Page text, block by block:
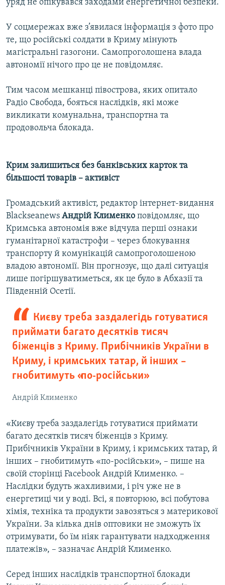
уряд не опікувався заходами енергетичної безпеки.
У соцмережах вже з’явилася інформація з фото про
те, що російські солдати в Криму мінують
магістральні газогони. Самопроголошена влада
автономії нічого про це не повідомляє.
Тим часом мешканці півострова, яких опитало
Радіо Свобода, бояться наслідків, які може
викликати комунальна, транспортна та
продовольча блокада.
Крим залишиться без банківських карток та
більшості товарів – активіст
Громадський активіст, редактор інтернет-видання
Blackseanews Андрій Клименко повідомляє, що
Кримська автономія вже відчула перші ознаки
гуманітарної катастрофи – через блокування
транспорту й комунікацій самопроголошеною
владою автономії. Він прогнозує, що далі ситуація
лише погіршуватиметься, як це було в Абхазії та
Південній Осетії.
Києву треба заздалегідь готуватися
приймати багато десятків тисяч
біженців з Криму. Прибічників України в
Криму, і кримських татар, й інших –
гнобитимуть «по-російськи»
Андрій Клименко
«Києву треба заздалегідь готуватися приймати
багато десятків тисяч біженців з Криму.
Прибічників України в Криму, і кримських татар, й
інших – гнобитимуть «по-російськи», – пише на
своїй сторінці Facebook Андрій Клименко. –
Наслідки будуть жахливими, і річ уже не в
енергетиці чи у воді. Всі, я повторюю, всі побутова
хімія, техніка та продукти завозяться з материкової
України. За кілька днів оптовики не зможуть їх
отримувати, бо їм ніяк гарантувати надходження
платежів», – зазначає Андрій Клименко.
Серед інших наслідків транспортної блокади